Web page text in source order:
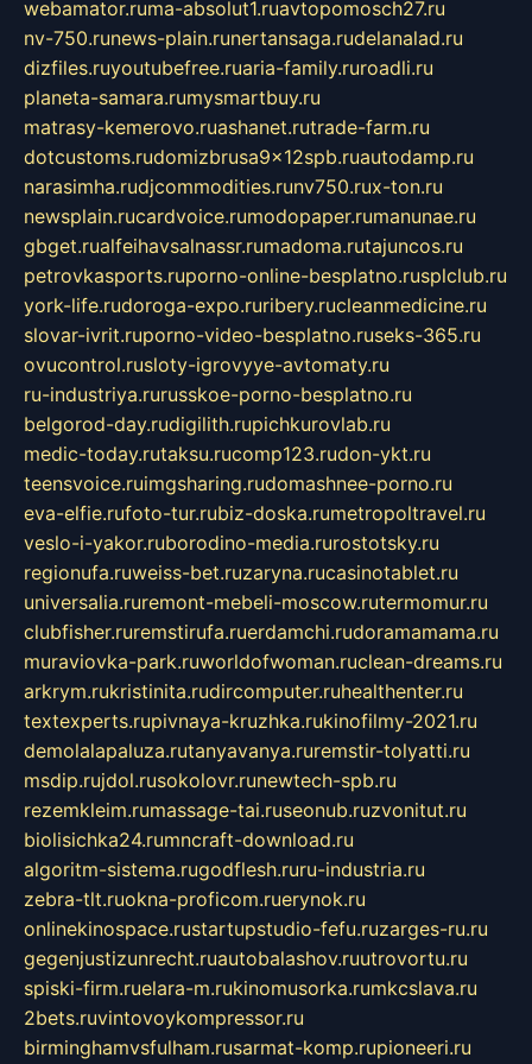
webamator.ruma-absolut1.ruavtopomosch27.ru
nv-750.runews-plain.runertansaga.rudelanalad.ru
dizfiles.ruyoutubefree.ruaria-family.ruroadli.ru
planeta-samara.rumysmartbuy.ru
matrasy-kemerovo.ruashanet.rutrade-farm.ru
dotcustoms.rudomizbrusa9x12spb.ruautodamp.ru
narasimha.rudjcommodities.runv750.rux-ton.ru
newsplain.rucardvoice.rumodopaper.rumanunae.ru
gbget.rualfeihavsalnassr.rumadoma.rutajuncos.ru
petrovkasports.ruporno-online-besplatno.rusplclub.ru
york-life.rudoroga-expo.ruribery.rucleanmedicine.ru
slovar-ivrit.ruporno-video-besplatno.ruseks-365.ru
ovucontrol.rusloty-igrovyye-avtomaty.ru
ru-industriya.rurusskoe-porno-besplatno.ru
belgorod-day.rudigilith.rupichkurovlab.ru
medic-today.rutaksu.rucomp123.rudon-ykt.ru
teensvoice.ruimgsharing.rudomashnee-porno.ru
eva-elfie.rufoto-tur.rubiz-doska.rumetropoltravel.ru
veslo-i-yakor.ruborodino-media.rurostotsky.ru
regionufa.ruweiss-bet.ruzaryna.rucasinotablet.ru
universalia.ruremont-mebeli-moscow.rutermomur.ru
clubfisher.ruremstirufa.ruerdamchi.rudoramamama.ru
muraviovka-park.ruworldofwoman.ruclean-dreams.ru
arkrym.rukristinita.rudircomputer.ruhealthenter.ru
textexperts.rupivnaya-kruzhka.rukinofilmy-2021.ru
demolalapaluza.rutanyavanya.ruremstir-tolyatti.ru
msdip.rujdol.rusokolovr.runewtech-spb.ru
rezemkleim.rumassage-tai.ruseonub.ruzvonitut.ru
biolisichka24.rumncraft-download.ru
algoritm-sistema.rugodflesh.ruru-industria.ru
zebra-tlt.ruokna-proficom.ruerynok.ru
onlinekinospace.rustartupstudio-fefu.ruzarges-ru.ru
gegenjustizunrecht.ruautobalashov.ruutrovortu.ru
spiski-firm.ruelara-m.rukinomusorka.rumkcslava.ru
2bets.ruvintovoykompressor.ru
birminghamvsfulham.rusarmat-komp.rupioneeri.ru